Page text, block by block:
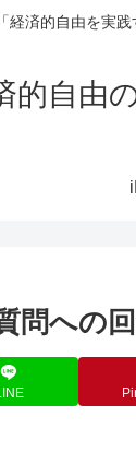
経済的自由を実
的自由
への回